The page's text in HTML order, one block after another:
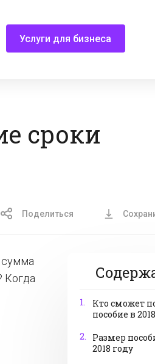
Услуги для бизнеса
сроки
Поделиться
1.
Кто сможет
пособие в
2.
Размер
2018 году
сумма
Когда